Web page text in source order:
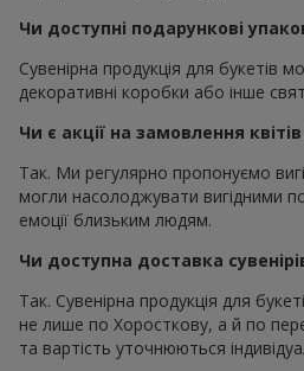
Чи доступні подарункові
Сувенірна продукція для букетів
декоративні коробки або інше
Чи є акції на замовлення
Так. Ми регулярно пропонуємо
могли насолоджувати вигідними
емоції близьким людям.
Чи доступна доставка
Так. Сувенірна продукція для
не лише по Хоросткову, а й по
та вартість уточнюються